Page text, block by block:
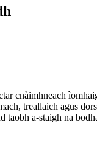
cnàimhneach
treallaich agus
taobh a-staigh na